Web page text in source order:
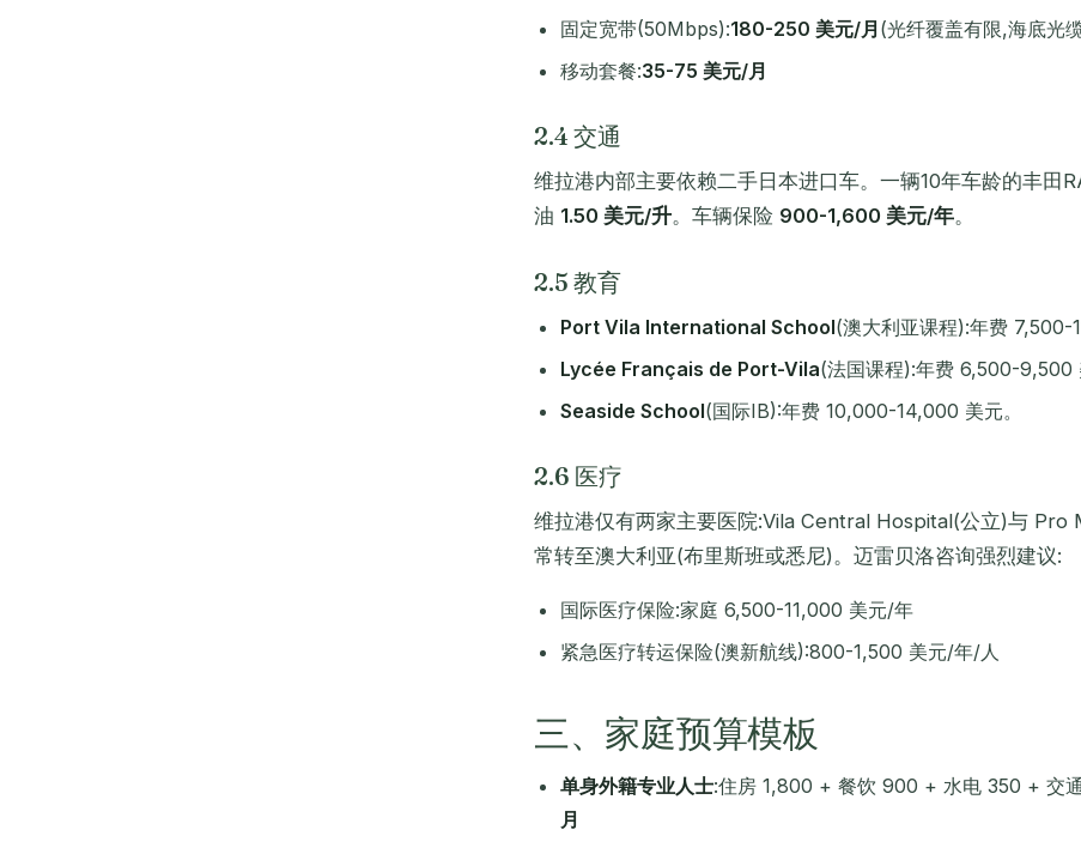
固定宽带(50Mbps):180-250 美元/月 (光纤覆盖有限,海底光
移动套餐:35-75 美元/月
2.4 交通
维拉港内部主要依赖二手日本进口车。一辆10年车龄的丰田
油 1.50 美元/升。车辆保险 900-1,600 美元/年。
2.5 教育
Port Vila International School(澳大利亚课程):年费 7,500-
Lycée Français de Port-Vila(法国课程):年费 6,500-9,500
Seaside School(国际IB):年费 10,000-14,000 美元。
2.6 医疗
维拉港仅有两家主要医院:Vila Central Hospital(公立)与 Pro
常转至澳大利亚(布里斯班或悉尼)。迈雷贝洛咨询强烈建议:
国际医疗保险:家庭 6,500-11,000 美元/年
紧急医疗转运保险(澳新航线):800-1,500 美元/年/人
三、家庭预算模板
单身外籍专业人士:住房 1,800 + 餐饮 900 + 水电 350 + 交
月